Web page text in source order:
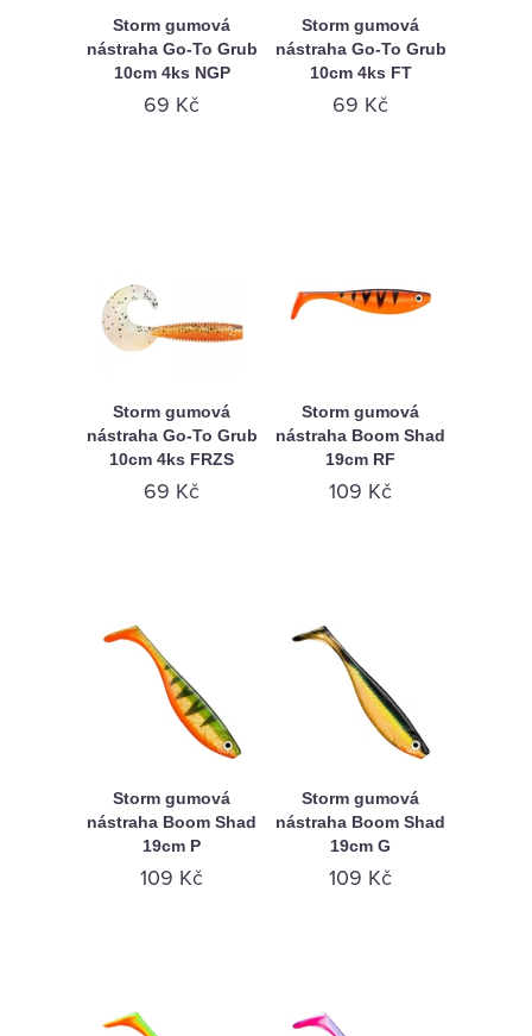
Storm gumová
nástraha Go-To Grub
10cm 4ks NGP
69 Kč
Storm gumová
nástraha Go-To Grub
10cm 4ks FT
69 Kč
Storm gumová
nástraha Go-To Grub
10cm 4ks FRZS
69 Kč
Storm gumová
nástraha Boom Shad
19cm RF
109 Kč
Storm gumová
nástraha Boom Shad
19cm P
109 Kč
Storm gumová
nástraha Boom Shad
19cm G
109 Kč